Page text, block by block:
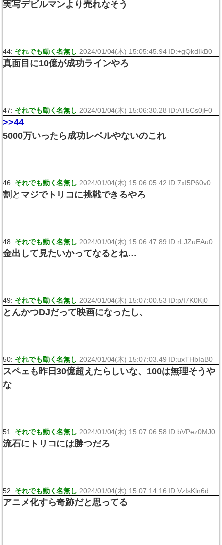
実写デビルマンより売れなそう
44: それでも動く名無し 2024/01/04(木) 15:05:45.94 ID:+gQkdIkB0
真面目に10億が成功ラインやろ
47: それでも動く名無し 2024/01/04(木) 15:06:30.28 ID:AT5Cs0jF0
>>44
5000万いったら成功レベルやないのこれ
46: それでも動く名無し 2024/01/04(木) 15:06:05.42 ID:7xI5P60v0
割とマジでトリコに挑戦できるやろ
48: それでも動く名無し 2024/01/04(木) 15:06:47.89 ID:rLJZuEAu0
金出して見たいかってなるとね…
49: それでも動く名無し 2024/01/04(木) 15:07:00.53 ID:p/I7K0Kj0
とんかつDJだって映画になったし、
50: それでも動く名無し 2024/01/04(木) 15:07:03.49 ID:uxTHbIaB0
スペェも昨日30億超えたらしいな、100は無理そうや
な
51: それでも動く名無し 2024/01/04(木) 15:07:06.58 ID:bVPez0MJ0
流石にトリコには勝つだろ
52: それでも動く名無し 2024/01/04(木) 15:07:14.16 ID:VzIsKln6d
アニメ化すら奇跡だと思ってる